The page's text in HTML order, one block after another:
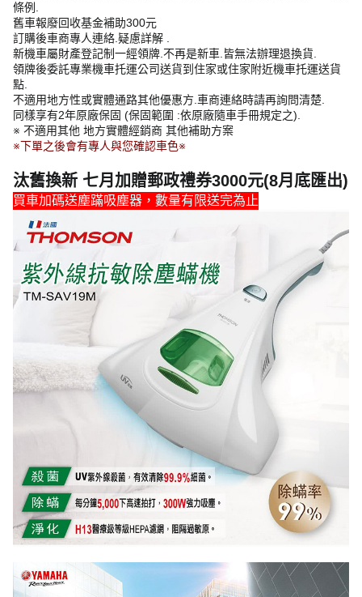
條例.
舊車報廢回收基金補助300元
訂購後車商專人連絡.疑慮詳解 .
新機車屬財產登記制一經領牌.不再是新車.皆無法辦理退換貨.
領牌後委託專業機車托運公司送貨到住家或住家附近機車托運送貨
點.
不適用地方性或實體通路其他優惠方.車商連絡時請再詢問清楚.
同樣享有2年原廠保固 (保固範圍 :依原廠隨車手冊規定之).
※ 不適用其他 地方實體經銷商 其他補助方案
※下單之後會有專人與您確認車色※
汰舊換新 七月加贈郵政禮券3000元(8月底匯出)
買車加碼送塵蹣吸塵器，數量有限送完為止